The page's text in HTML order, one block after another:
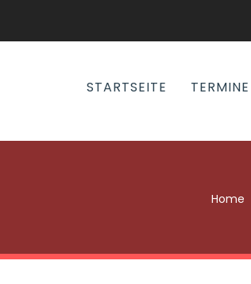
STARTSEITE TERMINE
Home